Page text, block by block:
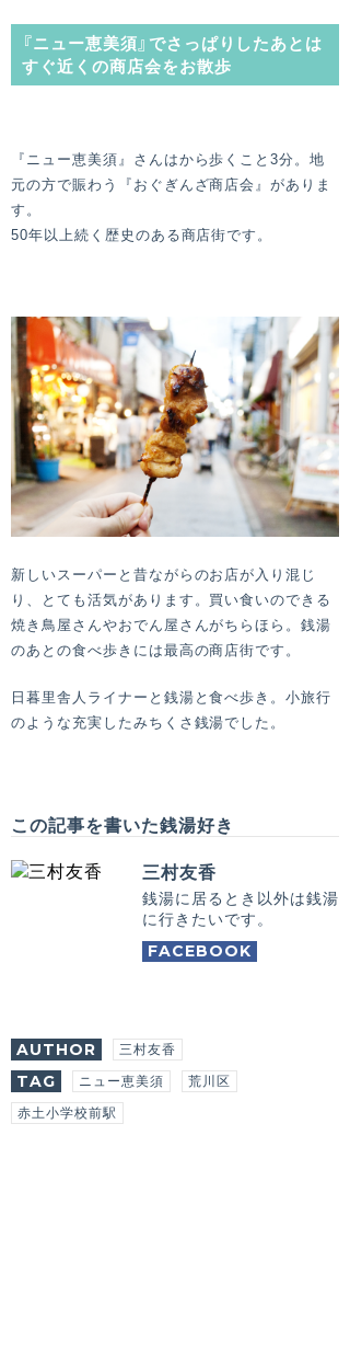
『ニュー恵美須』でさっぱりしたあとは
すぐ近くの商店会をお散歩
『ニュー恵美須』さんはから歩くこと3分。地
元の方で賑わう『おぐぎんざ商店会』がありま
す。
50年以上続く歴史のある商店街です。
新しいスーパーと昔ながらのお店が入り混じ
り、とても活気があります。買い食いのできる
焼き鳥屋さんやおでん屋さんがちらほら。銭湯
のあとの食べ歩きには最高の商店街です。
日暮里舎人ライナーと銭湯と食べ歩き。小旅行
のような充実したみちくさ銭湯でした。
この記事を書いた銭湯好き
三村友香
銭湯に居るとき以外は銭湯
に行きたいです。
FACEBOOK
AUTHOR 三村友香
TAG ニュー恵美須 荒川区
赤土小学校前駅